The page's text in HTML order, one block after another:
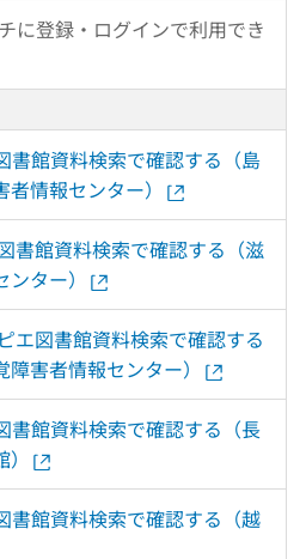
に登録・ログインで利用でき
書館資料検索で確認する（島
情報センター）
書館資料検索で確認する（滋
ター）
エ図書館資料検索で確認する
障害者情報センター）
書館資料検索で確認する（長
書館資料検索で確認する（越